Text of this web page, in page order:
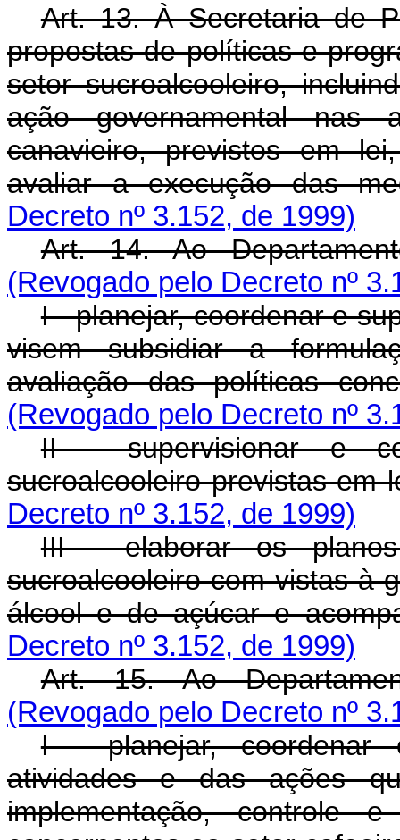
Art. 13. À Secretaria de
propostas de políticas e
setor sucroalcooleiro,
ação governamental nas
canavieiro, previstos em
avaliar a execução das
Decreto nº 3.152, de 1999)
Art. 14. Ao
(Revogado pelo Decreto nº
I - planejar, coordenar e
visem subsidiar a
avaliação das políticas
(Revogado pelo Decreto nº
II - supervisionar e
sucroalcooleiro previstas em
Decreto nº 3.152, de 1999)
III - elaborar os
sucroalcooleiro com vistas à
álcool e de açúcar e
Decreto nº 3.152, de 1999)
Art. 15. Ao
(Revogado pelo Decreto nº
I - planejar, coordenar
atividades e das ações
implementação, controle